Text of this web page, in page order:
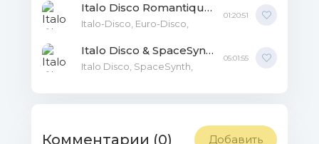
Italo Disco Romantique Vol.2 MP3
Italo-Disco, Euro-Disco,
01:20:51
Italo Disco & SpaceSynth ot Vitaly 72 [63] MP3
Italo Disco, SpaceSynth,
05:01:55
Комментарии (0) Добавить